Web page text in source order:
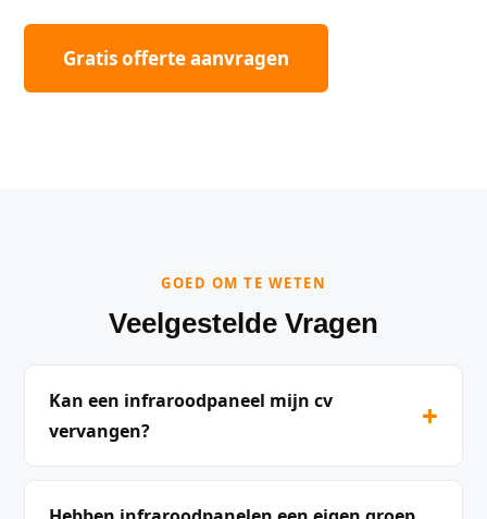
Gratis offerte aanvragen
GOED OM TE WETEN
Veelgestelde Vragen
Kan een infraroodpaneel mijn cv
vervangen?
+